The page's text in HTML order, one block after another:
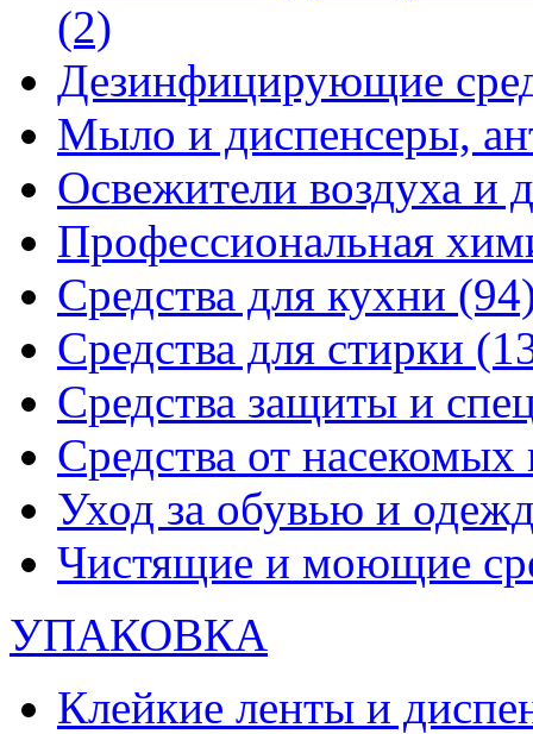
(2)
Дезинфицирующие
Мыло и диспенсеры,
Освежители воздуха и
Профессиональная
Средства для кухни
Средства для стирки
Средства защиты и
Средства от
Уход за обувью и
Чистящие и моющие
УПАКОВКА
Клейкие ленты и